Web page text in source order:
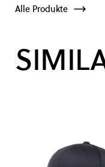
Alle Produkte